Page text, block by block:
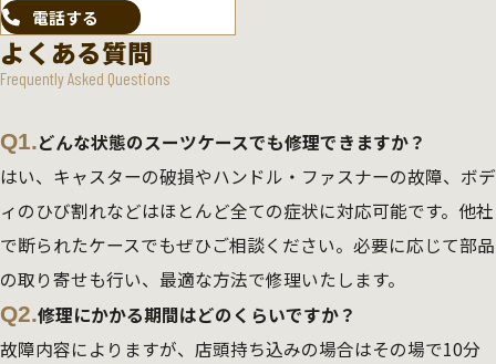
電話する
よくある質問
Frequently Asked Questions
Q1.どんな状態のスーツケースでも修理できますか？
はい、キャスターの破損やハンドル・ファスナーの故障、ボデ
ィのひび割れなどはほとんど全ての症状に対応可能です。他社
で断られたケースでもぜひご相談ください。必要に応じて部品
の取り寄せも行い、最適な方法で修理いたします。
Q2.修理にかかる期間はどのくらいですか？
故障内容によりますが、店頭持ち込みの場合はその場で10分